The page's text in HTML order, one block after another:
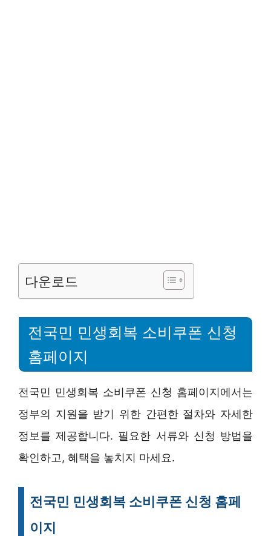
다운로드
전국민 민생회복 소비쿠폰 신청
홈페이지
전국민 민생회복 소비쿠폰 신청 홈페이지에서는
정부의 지원을 받기 위한 간편한 절차와 자세한
정보를 제공합니다. 필요한 서류와 신청 방법을
확인하고, 혜택을 놓치지 마세요.
전국민 민생회복 소비쿠폰 신청 홈페
이지